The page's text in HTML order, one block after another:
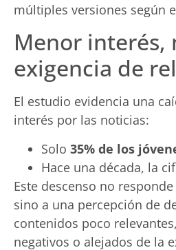
múltiples versiones según
Menor interés,
exigencia de
El estudio evidencia una
interés por las noticias:
Solo 35% de los
Hace una década, la
Este descenso no
sino a una percepción de
contenidos poco
negativos o alejados de la